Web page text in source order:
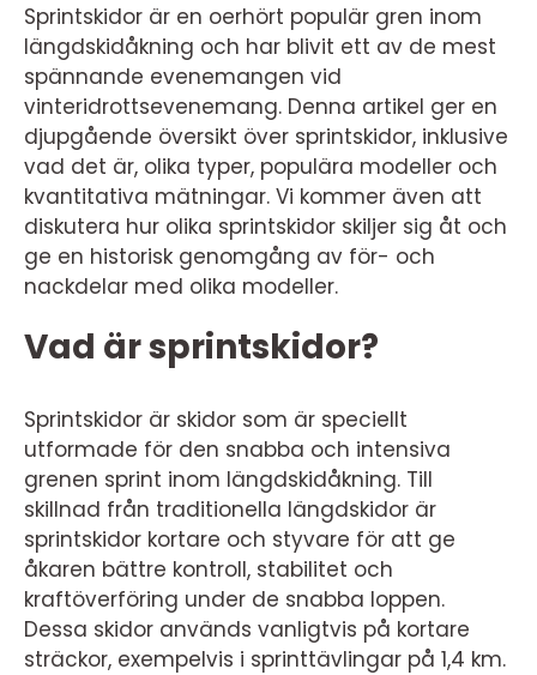
Sprintskidor är en oerhört populär gren inom
längdskidåkning och har blivit ett av de mest
spännande evenemangen vid
vinteridrottsevenemang. Denna artikel ger en
djupgående översikt över sprintskidor, inklusive
vad det är, olika typer, populära modeller och
kvantitativa mätningar. Vi kommer även att
diskutera hur olika sprintskidor skiljer sig åt och
ge en historisk genomgång av för- och
nackdelar med olika modeller.
Vad är sprintskidor?
Sprintskidor är skidor som är speciellt
utformade för den snabba och intensiva
grenen sprint inom längdskidåkning. Till
skillnad från traditionella längdskidor är
sprintskidor kortare och styvare för att ge
åkaren bättre kontroll, stabilitet och
kraftöverföring under de snabba loppen.
Dessa skidor används vanligtvis på kortare
sträckor, exempelvis i sprinttävlingar på 1,4 km.